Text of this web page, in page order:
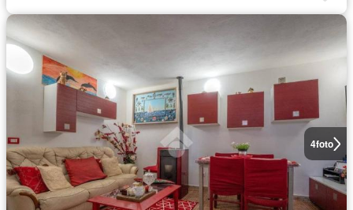
4foto